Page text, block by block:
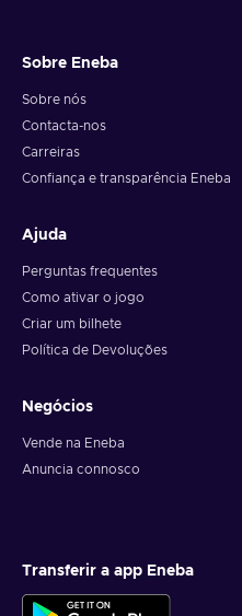
Note: You can choose one
redeem your whole voucher
you should give it up to 30
Sobre Eneba
Sobre nós
Contacta-nos
Carreiras
Confiança e transparência Eneba
Ajuda
Perguntas frequentes
Como ativar o jogo
Criar um bilhete
Política de Devoluções
Negócios
Vende na Eneba
Anuncia connosco
Transferir a app Eneba